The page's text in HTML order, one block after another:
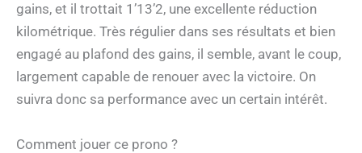
gains, et il trottait 1’13’2, une excellente réduction
kilométrique. Très régulier dans ses résultats et bien
engagé au plafond des gains, il semble, avant le coup,
largement capable de renouer avec la victoire. On
suivra donc sa performance avec un certain intérêt.
Comment jouer ce prono ?